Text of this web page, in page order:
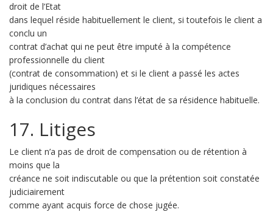
droit de l’Etat
dans lequel réside habituellement le client, si toutefois le client a
conclu un
contrat d’achat qui ne peut être imputé à la compétence
professionnelle du client
(contrat de consommation) et si le client a passé les actes
juridiques nécessaires
à la conclusion du contrat dans l’état de sa résidence habituelle.
17. Litiges
Le client n’a pas de droit de compensation ou de rétention à
moins que la
créance ne soit indiscutable ou que la prétention soit constatée
judiciairement
comme ayant acquis force de chose jugée.